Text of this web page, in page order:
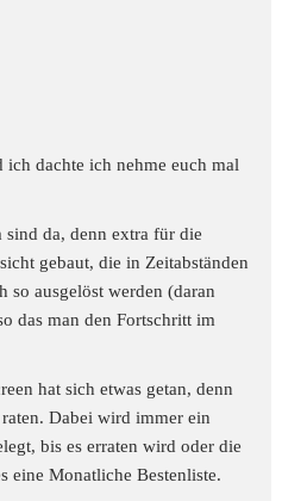
ich dachte ich nehme euch mal
da, denn extra für die
gebaut, die in Zeitabständen
so ausgelöst werden (daran
das man den Fortschritt im
hat sich etwas getan, denn
Dabei wird immer ein
bis es erraten wird oder die
eine Monatliche Bestenliste.